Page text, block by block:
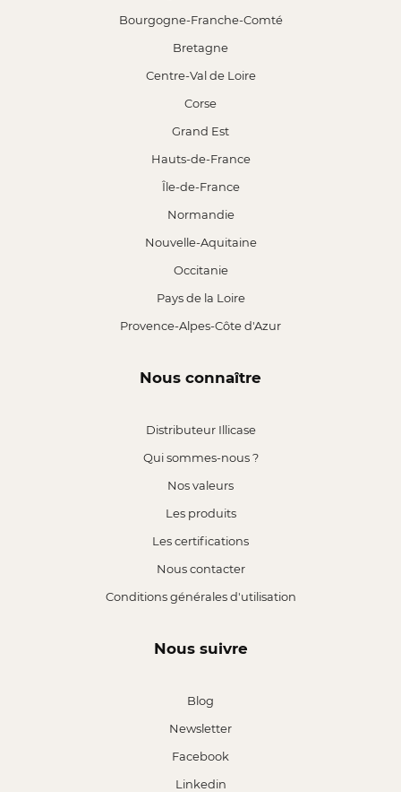
Bourgogne-Franche-Comté
Bretagne
Centre-Val de Loire
Corse
Grand Est
Hauts-de-France
Île-de-France
Normandie
Nouvelle-Aquitaine
Occitanie
Pays de la Loire
Provence-Alpes-Côte d'Azur
Nous connaître
Distributeur Illicase
Qui sommes-nous ?
Nos valeurs
Les produits
Les certifications
Nous contacter
Conditions générales d'utilisation
Nous suivre
Blog
Newsletter
Facebook
Linkedin